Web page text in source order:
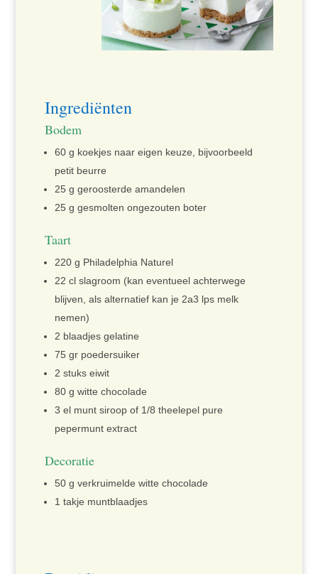
Ingrediënten
Bodem
60 g koekjes naar eigen keuze, bijvoorbeeld
petit beurre
25 g geroosterde amandelen
25 g gesmolten ongezouten boter
Taart
220 g Philadelphia Naturel
22 cl slagroom (kan eventueel achterwege
blijven, als alternatief kan je 2a3 lps melk
nemen)
2 blaadjes gelatine
75 gr poedersuiker
2 stuks eiwit
80 g witte chocolade
3 el munt siroop of 1/8 theelepel pure
pepermunt extract
Decoratie
50 g verkruimelde witte chocolade
1 takje muntblaadjes